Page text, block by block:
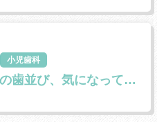
小児歯科
お子さまの歯並び、気になっていませんか？ ～プレオルソで始める優しい矯正～